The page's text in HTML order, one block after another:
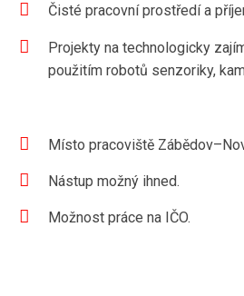
Čisté pracovní prostředí a
Projekty na technologicky
použitím robotů senzoriky,
Místo pracoviště
Nástup možný ihned.
Možnost práce na IČO.